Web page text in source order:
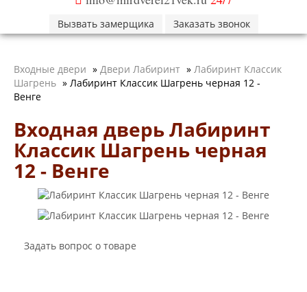
Стайл
Флагман
Электрозамок Смарт
Лабиринт Аляска Лайт
Лабиринт Арт
Лабиринт Атлантик
Лабиринт Бетон
Лабиринт Верса
Лабиринт Версаль
Лабиринт Дверь двойная тамбурная под заказ
Лабиринт Инфинити
Вызвать замерщика Заказать звонок
Входные двери » Двери Лабиринт » Лабиринт Классик
Шагрень » Лабиринт Классик Шагрень черная 12 -
Венге
Входная дверь Лабиринт
Классик Шагрень черная
12 - Венге
Задать вопрос о товаре